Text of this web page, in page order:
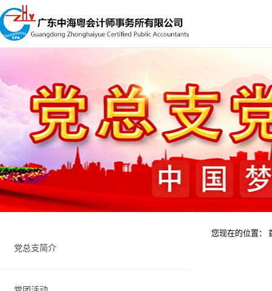
党总支简介
您现在的位置：